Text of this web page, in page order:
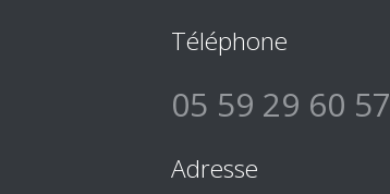
Téléphone
05 59 29 60 57
Adresse